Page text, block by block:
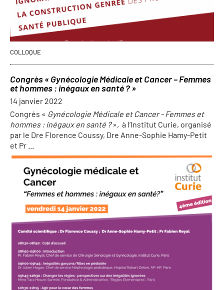
COLLOQUE
Congrès « Gynécologie Médicale et Cancer – Femmes
et hommes : inégaux en santé ? »
14 janvier 2022
Congrès « Gynécologie Médicale et Cancer - Femmes et
hommes : inégaux en santé ?», à l’Institut Curie, organisé
par le Dre Florence Coussy, Dre Anne-Sophie Hamy-Petit
et Pr ...